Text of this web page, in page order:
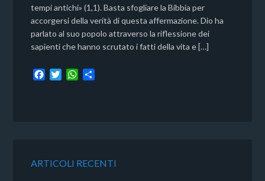
tempi antichi» (1,1). Basta sfogliare la Bibbia per
accorgersi della verità di questa affermazione. Dio ha
parlato al suo popolo attraverso la riflessione dei
sapienti che hanno scrutato i fatti della vita e […]
T
W
i
ARTICOLI RECENTI